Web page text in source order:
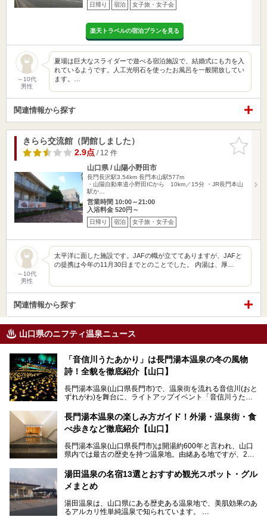
日帰り 宿泊 女子旅・女子会
楽天トラベルの宿泊プランを見る
～10代
男性
夏場は巨大なスライダーで遊べる宿泊施設で、結婚式にも力を入
れているようです。人工光明石を使ったお風呂を一般開放してい
ます。…
関連情報から探す
お気に入
りに追加
きらら交流館（閉館しました）
2.9点/ 12 件
山口県 / 山陽小野田市
長門長沢駅3.54km 長門本山駅577m
・山陽自動車道小野田ICから 10km／15分 ・JR長門本山
駅か…
営業時間 10:00～21:00
入浴料金 520円～
日帰り 宿泊 女子旅・女子会
～10代
男性
太平洋に面した施設です。JAFの幟が立ててありますが、JAFと
の提携は今年の11月30日までとのことでした。 内湯は、厚…
関連情報から探す
山口県のニフティ温泉ニュース
「音信川うたあかり」は長門湯本温泉の冬の風物
詩！全貌を徹底紹介【山口】
長門湯本温泉(山口県長門市)で、温泉街を流れる音信川(おと
ずれがわ)を舞台に、ライトアップイベント「音信川うたあ
～3月3日(日)。詩のナレーションや音楽に合わせた幻想的な
光の演出や、地元児童生徒が製作した作品などを設置。温泉
街を一段と輝かせてくれます。
今回は筆者自ら「音信川うたあかり2024」を体験し、その
全貌を徹底紹介。また同時期に開催されている「湯道展in長
長門湯本温泉の楽しみ方ガイド！外湯・温泉街・食
べ歩きなど徹底紹介【山口】
長門湯本温泉(山口県長門市)は開湯約600年と言われ、山口
県内では最古の歴史を持つ温泉地。由緒ある地ですが、202
生まれ変わりました。
今回は、外湯(日帰り入浴施設)である「恩湯」をはじめ、温
紹介。また、アクセスの注意点も併せてご紹介します！
湯田温泉の名宿13選とおすすめ観光スポット・グル
メまとめ
湯田温泉は、山口県にある歴史ある温泉地で、美肌効果のあ
るアルカリ性単純温泉で知られています。